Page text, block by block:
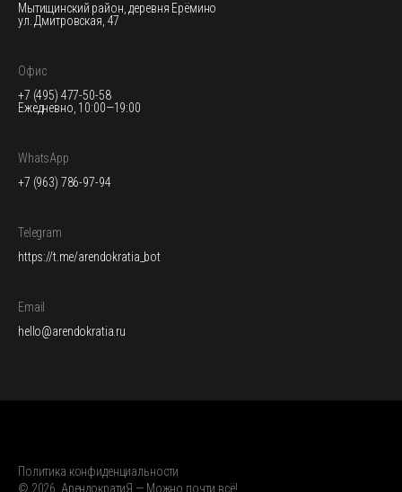
Мытищинский район, деревня Ерёмино
ул. Дмитровская, 47
Офис
+7 (495) 477-50-58
Ежедневно, 10:00—19:00
WhatsApp
+7 (963) 786-97-94
Telegram
https://t.me/arendokratia_bot
Email
hello@arendokratia.ru
Политика конфиденциальности
© 2026, АрендократиЯ — Можно почти всё!